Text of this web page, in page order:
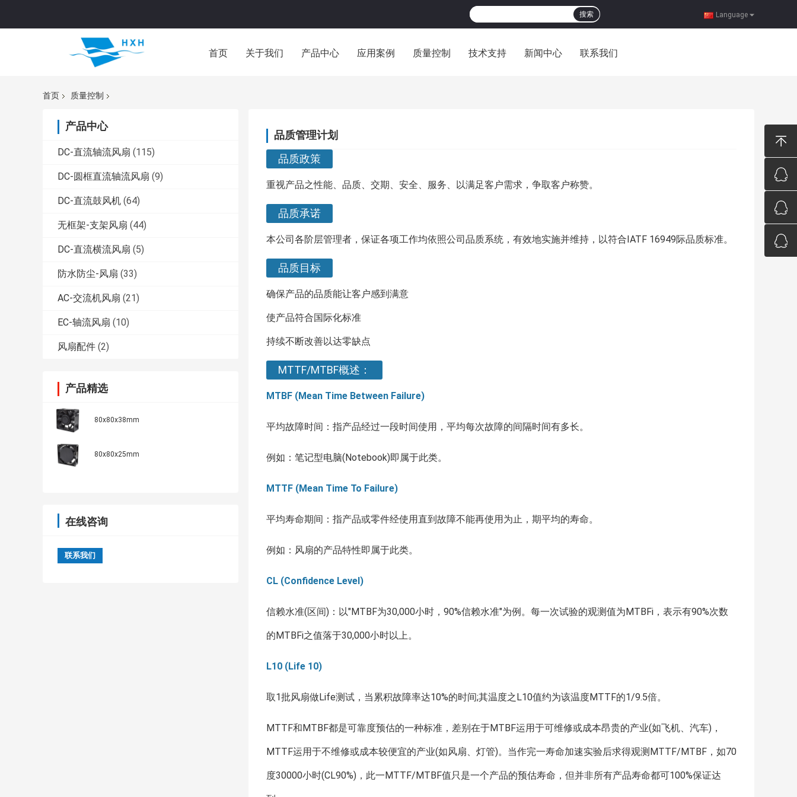
Language
搜索
首页 关于我们 产品中心 应用案例 质量控制 技术支持 新闻中心 联系我们
首页 质量控制
产品中心
DC-直流轴流风扇 (115)
DC-圆框直流轴流风扇 (9)
DC-直流鼓风机 (64)
无框架-支架风扇 (44)
DC-直流横流风扇 (5)
防水防尘-风扇 (33)
AC-交流机风扇 (21)
EC-轴流风扇 (10)
风扇配件 (2)
产品精选
80x80x38mm
80x80x25mm
在线咨询
品质管理计划
品质政策
重视产品之性能、品质、交期、安全、服务、以满足客户需求，争取客户称赞。
品质承诺
本公司各阶层管理者，保证各项工作均依照公司品质系统，有效地实施并维持，以符合IATF 16949际品质标准。
品质目标
确保产品的品质能让客户感到满意
使产品符合国际化标准
持续不断改善以达零缺点
MTTF/MTBF概述：
MTBF (Mean Time Between Failure)
平均故障时间：指产品经过一段时间使用，平均每次故障的间隔时间有多长。
例如：笔记型电脑(Notebook)即属于此类。
MTTF (Mean Time To Failure)
平均寿命期间：指产品或零件经使用直到故障不能再使用为止，期平均的寿命。
例如：风扇的产品特性即属于此类。
CL (Confidence Level)
信赖水准(区间)：以"MTBF为30,000小时，90%信赖水准"为例。每一次试验的观测值为MTBFi，表示有90%次数
的MTBFi之值落于30,000小时以上。
L10 (Life 10)
取1批风扇做Life测试，当累积故障率达10%的时间;其温度之L10值约为该温度MTTF的1/9.5倍。
MTTF和MTBF都是可靠度预估的一种标准，差别在于MTBF运用于可维修或成本昂贵的产业(如飞机、汽车)，
MTTF运用于不维修或成本较便宜的产业(如风扇、灯管)。当作完一寿命加速实验后求得观测MTTF/MTBF，如70
度30000小时(CL90%)，此一MTTF/MTBF值只是一个产品的预估寿命，但并非所有产品寿命都可100%保证达